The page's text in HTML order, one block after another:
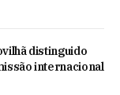
distinguido
internacional